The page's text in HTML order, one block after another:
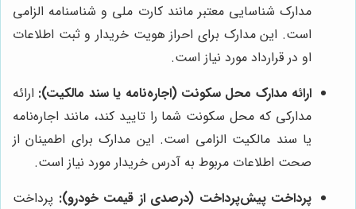
مدارک شناسایی معتبر مانند کارت ملی و شناسنامه الزامی
است. این مدارک برای احراز هویت خریدار و ثبت اطلاعات
او در قرارداد مورد نیاز است.
ارائه مدارک محل سکونت (اجاره‌نامه یا سند مالکیت): ارائه
مدارکی که محل سکونت شما را تایید کند، مانند اجاره‌نامه
یا سند مالکیت الزامی است. این مدارک برای اطمینان از
صحت اطلاعات مربوط به آدرس خریدار مورد نیاز است.
پرداخت پیش‌پرداخت (درصدی از قیمت خودرو): پرداخت